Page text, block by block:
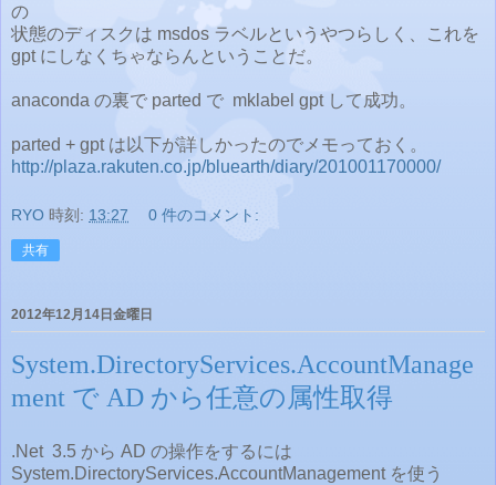
の
状態のディスクは msdos ラベルというやつらしく、これを
gpt にしなくちゃならんということだ。
anaconda の裏で parted で mklabel gpt して成功。
parted + gpt は以下が詳しかったのでメモっておく。
http://plaza.rakuten.co.jp/bluearth/diary/201001170000/
RYO 時刻: 13:27 0 件のコメント:
共有
2012年12月14日金曜日
System.DirectoryServices.AccountManage
ment で AD から任意の属性取得
.Net 3.5 から AD の操作をするには
System.DirectoryServices.AccountManagement を使う